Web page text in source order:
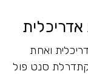
ואחת
קתדרלת סנט פול